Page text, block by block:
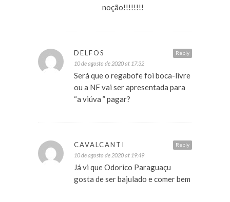
noção!!!!!!!!
Reply
DELFOS
10 de agosto de 2020 at 17:32
Será que o regabofe foi boca-livre
ou a NF vai ser apresentada para
“a viúva ” pagar?
Reply
CAVALCANTI
10 de agosto de 2020 at 19:49
Já vi que Odorico Paraguaçu
gosta de ser bajulado e comer bem